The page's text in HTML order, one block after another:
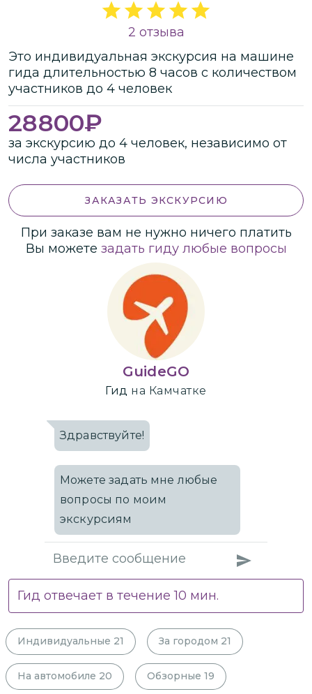
2 отзыва
Это индивидуальная экскурсия на машине
гида длительностью 8 часов с количеством
участников до 4 человек
28800₽
за экскурсию до 4 человек, независимо от
числа участников
ЗАКАЗАТЬ ЭКСКУРСИЮ
При заказе вам не нужно ничего платить
Вы можете задать гиду любые вопросы
GuideGO
Гид на Камчатке
Здравствуйте!
Можете задать мне любые
вопросы по моим
экскурсиям
Гид отвечает в течение10 мин.
Индивидуальные 21 За городом 21
На автомобиле 20 Обзорные 19